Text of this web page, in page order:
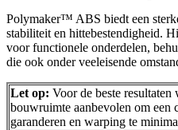
Polymaker™ ABS biedt een
stabiliteit en hittebestendigheid.
voor functionele onderdelen,
die ook onder veeleisende
Let op: Voor de beste
bouwruimte aanbevolen om een
garanderen en warping te